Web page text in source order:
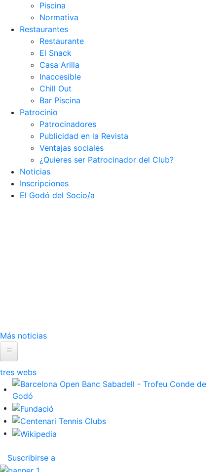
Piscina
Normativa
Restaurantes
Restaurante
El Snack
Casa Arilla
Inaccesible
Chill Out
Bar Piscina
Patrocinio
Patrocinadores
Publicidad en la Revista
Ventajas sociales
¿Quieres ser Patrocinador del Club?
Noticias
Inscripciones
El Godó del Socio/a
Más noticias
Inicio
Historia
Cronología
Presidentes
Organización
webs
Suscribirse a